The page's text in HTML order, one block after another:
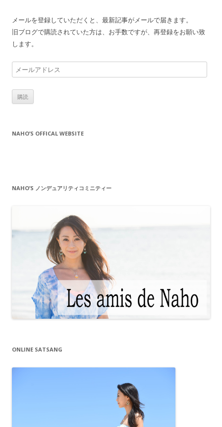
メールを登録していただくと、最新記事がメールで届きます。
旧ブログで購読されていた方は、お手数ですが、再登録をお願い致
します。
メ
ー
ル
ア
NAHO’S OFFICAL WEBSITE
NAHO’S ノンデュアリティコミニティー
ONLINE SATSANG